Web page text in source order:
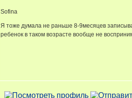
Sofina
Я тоже думала не раньше 8-9месяцев
ребенок в таком возрасте вообще не